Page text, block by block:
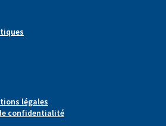
légales
confidentialité